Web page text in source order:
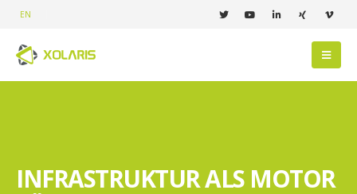
EN
INFRASTRUKTUR ALS MOTOR